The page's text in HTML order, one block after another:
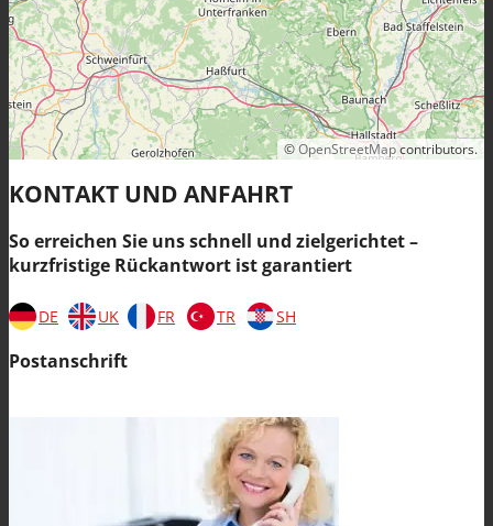
GRUNDIERUNGEN verarbeitungsfertig &
Spezialanwendungen
KLEBE- UND ARMIERUNGSMÖRTEL (KAM)
©OpenStreetMapcontributors.
KONTAKT UND ANFAHRT
So erreichen Sie uns schnell und zielgerichtet –
kurzfristige Rückantwort ist garantiert
DE UK FR TR SH
Postanschrift